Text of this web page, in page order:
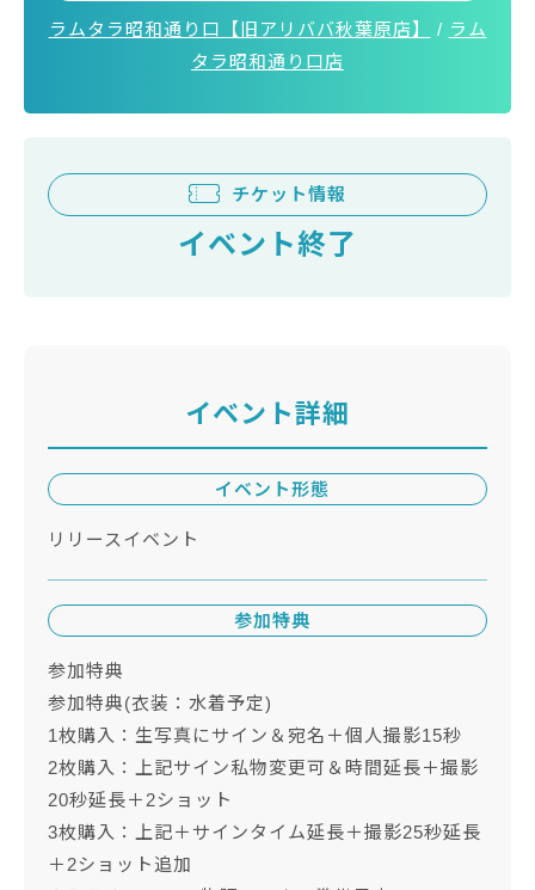
ラムタラ昭和通り口【旧アリババ秋葉原店】 / ラム
タラ昭和通り口店
チケット情報
イベント終了
イベント詳細
イベント形態
リリースイベント
参加特典
参加特典
参加特典(衣装：水着予定)
1枚購入：生写真にサイン＆宛名＋個人撮影15秒
2枚購入：上記サイン私物変更可＆時間延長＋撮影
20秒延長＋2ショット
3枚購入：上記＋サインタイム延長＋撮影25秒延長
＋2ショット追加